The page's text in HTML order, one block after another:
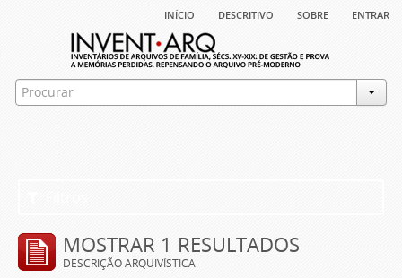
início descritivo sobre entrar
MOSTRAR 1 RESULTADOS
DESCRIÇÃO ARQUIVÍSTICA